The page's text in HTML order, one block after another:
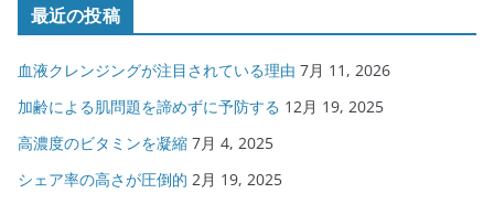
最近の投稿
血液クレンジングが注目されている理由 7月 11, 2026
加齢による肌問題を諦めずに予防する 12月 19, 2025
高濃度のビタミンを凝縮 7月 4, 2025
シェア率の高さが圧倒的 2月 19, 2025